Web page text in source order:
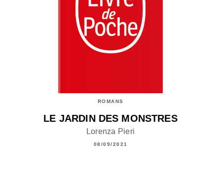
ROMANS
LE JARDIN DES MONSTRES
Lorenza Pieri
08/09/2021